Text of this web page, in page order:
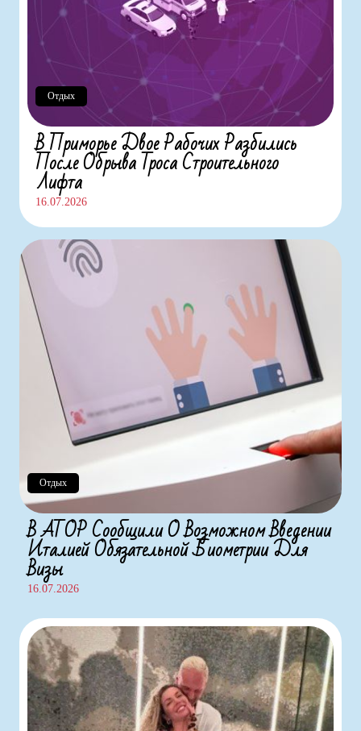
В Приморье Двое Рабочих Разбились
После Обрыва Троса Строительного
Лифта
16.07.2026
Отдых
Отдых
В АТОР Сообщили О Возможном Введении
Италией Обязательной Биометрии Для
Визы
16.07.2026